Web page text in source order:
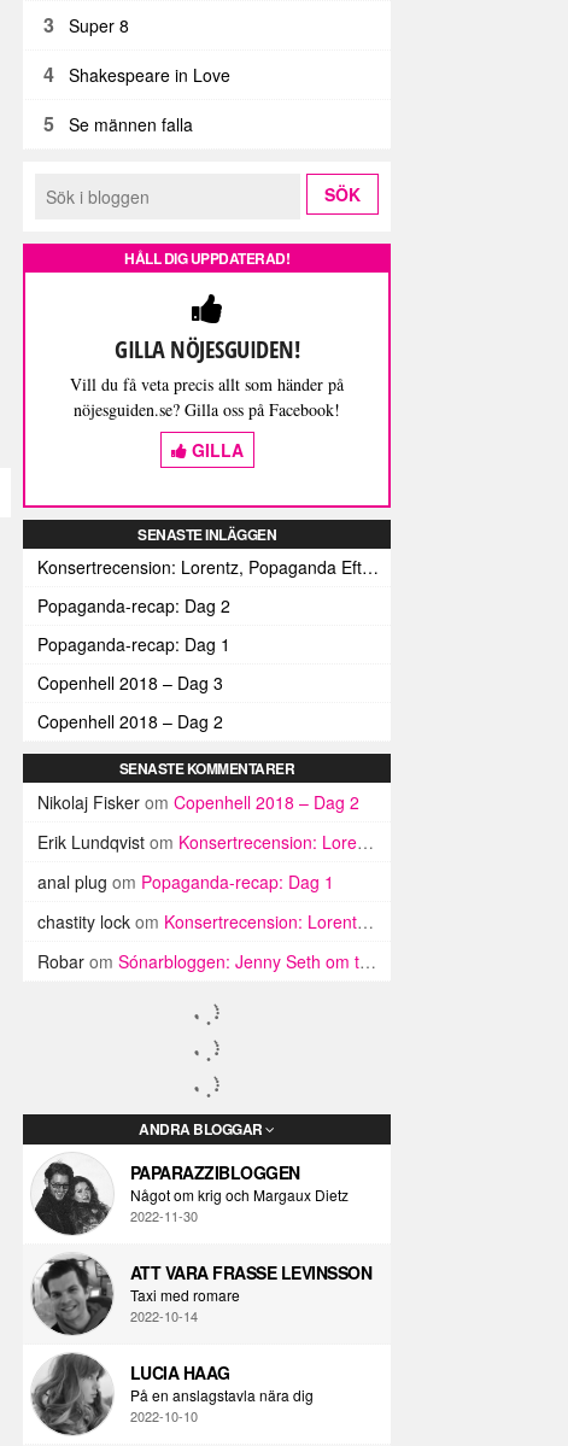
3 Super 8
4 Shakespeare in Love
5 Se männen falla
HÅLL DIG UPPDATERAD!
GILLA NÖJESGUIDEN!
Vill du få veta precis allt som händer på
nöjesguiden.se? Gilla oss på Facebook!
GILLA
SENASTE INLÄGGEN
Konsertrecension: Lorentz, Popaganda Efterfestivalen
Popaganda-recap: Dag 2
Popaganda-recap: Dag 1
Copenhell 2018 – Dag 3
Copenhell 2018 – Dag 2
SENASTE KOMMENTARER
Nikolaj Fisker om Copenhell 2018 – Dag 2
Erik Lundqvist om Konsertrecension: Lorentz, Popaganda Efterfestivalen
anal plug om Popaganda-recap: Dag 1
chastity lock om Konsertrecension: Lorentz, Popaganda Efterfestivalen
Robar om Sónarbloggen: Jenny Seth om tapas och bas som får ryggraden att vibrera
ANDRA BLOGGAR
PAPARAZZIBLOGGEN
Något om krig och Margaux Dietz
2022-11-30
ATT VARA FRASSE LEVINSSON
Taxi med romare
2022-10-14
LUCIA HAAG
På en anslagstavla nära dig
2022-10-10